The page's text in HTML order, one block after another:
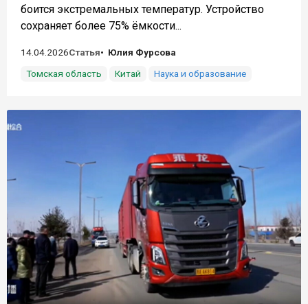
боится экстремальных температур. Устройство
сохраняет более 75% ёмкости...
14.04.2026Статья
Юлия Фурсова
Томская область
Китай Наука и образование